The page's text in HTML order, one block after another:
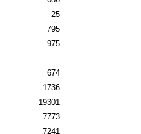
25
795
975
674
1736
19301
7773
7241